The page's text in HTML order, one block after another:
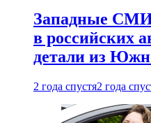
Западные
в российских
детали из
2 года спустя2 года